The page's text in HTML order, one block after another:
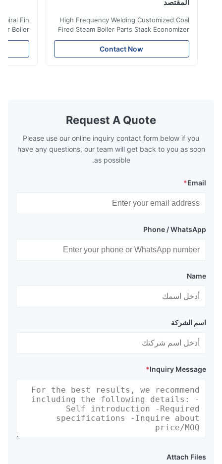
المقتصد
High Frequency Welding Customized Coal
Fired Steam Boiler Parts Stack Economizer
Coil Boiler economizer Boiler Economizer is
the energy improving device that helps to
reduce the cost of operation by saving the
boilers is generally in the temperature
range of 200°C – 250°C, so there
Contact Now
Spiral Fin
Boiler
is the
saving the
Request A Quote
Please use our online inquiry contact form below if you
have any questions, our team will get back to you as soon
as possible.
Email
*
Phone / WhatsApp
Name
اسم الشركة
Inquiry Message
*
Attach Files